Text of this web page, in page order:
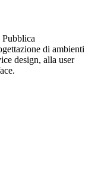
di ambienti
design, alla user